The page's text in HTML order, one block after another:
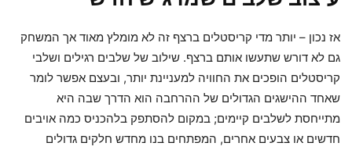
אז נכון – יותר מדי קריסטלים ברצף זה לא מומלץ מאוד אך המשחק
גם לא דורש שתעשו אותם ברצף. שילוב של שלבים רגילים ושלבי
קריסטלים הופכים את החוויה למעניינת יותר, ובעצם אפשר לומר
שאחד ההישגים הגדולים של ההרחבה הוא הדרך שבה היא
מתייחסת לשלבים קיימים; במקום להסתפק בלהכניס כמה אויבים
חדשים או צבעים אחרים, המפתחים בנו מחדש חלקים גדולים